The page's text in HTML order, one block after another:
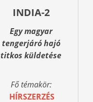
INDIA-2
Egy magyar
tengerjáró hajó
titkos küldetése
Fő témakör:
HÍRSZERZÉS